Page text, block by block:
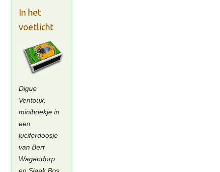
In het
voetlicht
Digue
Ventoux:
miniboekje in
een
luciferdoosje
van Bert
Wagendorp
en Sjaak Bos